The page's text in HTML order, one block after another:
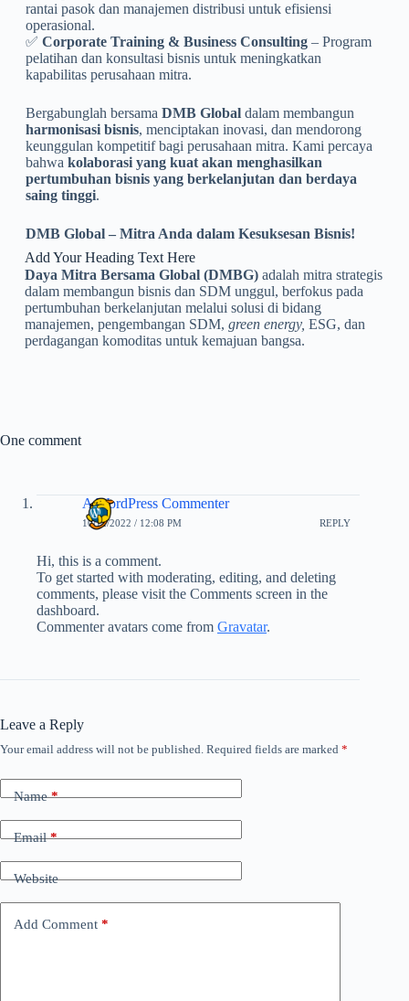
rantai pasok dan manajemen distribusi untuk efisiensi
operasional.
✅ Corporate Training & Business Consulting– Program
pelatihan dan konsultasi bisnis untuk meningkatkan
kapabilitas perusahaan mitra.
Bergabunglah bersama DMB Globaldalam membangun
harmonisasi bisnis, menciptakan inovasi, dan mendorong
keunggulan kompetitif bagi perusahaan mitra. Kami percaya
bahwa kolaborasi yang kuat akan menghasilkan
pertumbuhan bisnis yang berkelanjutan dan berdaya
saing tinggi.
DMB Global – Mitra Anda dalam Kesuksesan Bisnis!
Add Your Heading Text Here
Daya Mitra Bersama Global (DMBG)adalah mitra strategis
dalam membangun bisnis dan SDM unggul, berfokus pada
pertumbuhan berkelanjutan melalui solusi di bidang
manajemen, pengembangan SDM, green energy, ESG, dan
perdagangan komoditas untuk kemajuan bangsa.
One comment
A WordPress Commenter
10/12/2022 / 12:08 PM REPLY
Hi, this is a comment.
To get started with moderating, editing, and deleting
comments, please visit the Comments screen in the
dashboard.
Commenter avatars come from Gravatar.
Leave a Reply
Your email address will not be published. Required fields are marked *
Name*
Email*
Website
Add Comment *